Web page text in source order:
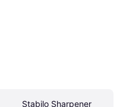
Stabilo Sharpener